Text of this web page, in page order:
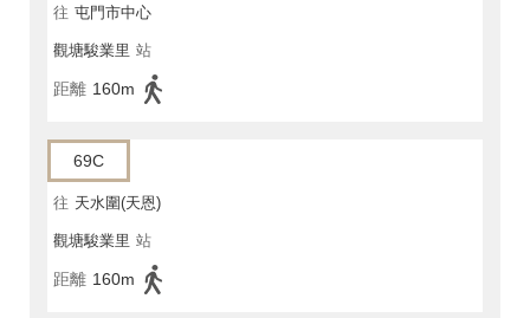
往 屯門市中心
觀塘駿業里 站
距離 160m
69C
往 天水圍(天恩)
觀塘駿業里 站
距離 160m